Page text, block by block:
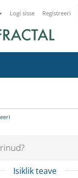
Logi sisse Registreeri
Isiklik teave